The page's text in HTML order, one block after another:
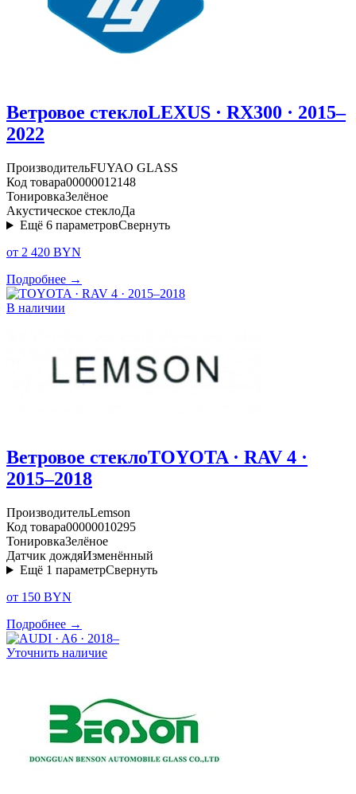
Ветровое стеклоLEXUS · RX300 · 2015–
2022
ПроизводительFUYAO GLASS
Код товара00000012148
ТонировкаЗелёное
Акустическое стеклоДа
Ещё 6 параметровСвернуть
от 2 420 BYN
Подробнее →
В наличии
Ветровое стеклоTOYOTA · RAV 4 ·
2015–2018
ПроизводительLemson
Код товара00000010295
ТонировкаЗелёное
Датчик дождяИзменённый
Ещё 1 параметрСвернуть
от 150 BYN
Подробнее →
Уточнить наличие